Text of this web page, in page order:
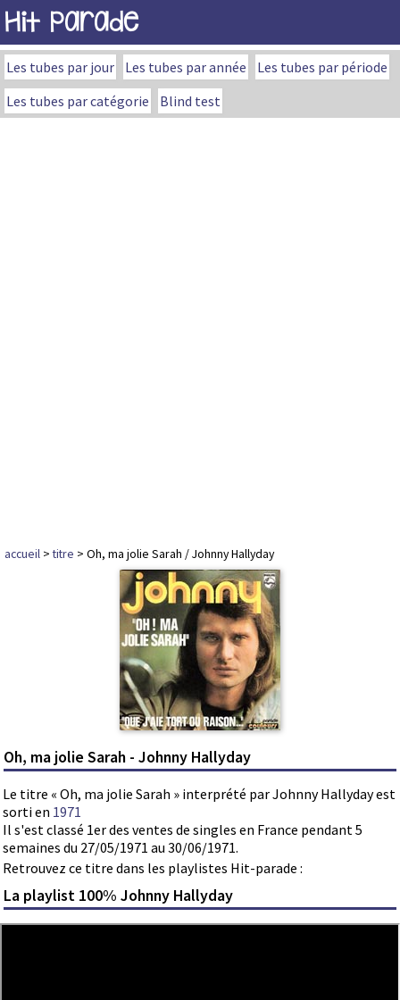
Hit Parade
Les tubes par jour Les tubes par année
Les tubes par période
Les tubes par catégorie
Blind test
accueil >titre > Oh, ma jolie Sarah / Johnny Hallyday
Oh, ma jolie Sarah - Johnny Hallyday
Le titre « Oh, ma jolie Sarah » interprété par Johnny Hallyday est
sorti en 1971
Il s'est classé 1er des ventes de singles en France pendant 5
semaines du 27/05/1971 au 30/06/1971.
Retrouvez ce titre dans les playlistes Hit-parade :
La playlist 100% Johnny Hallyday